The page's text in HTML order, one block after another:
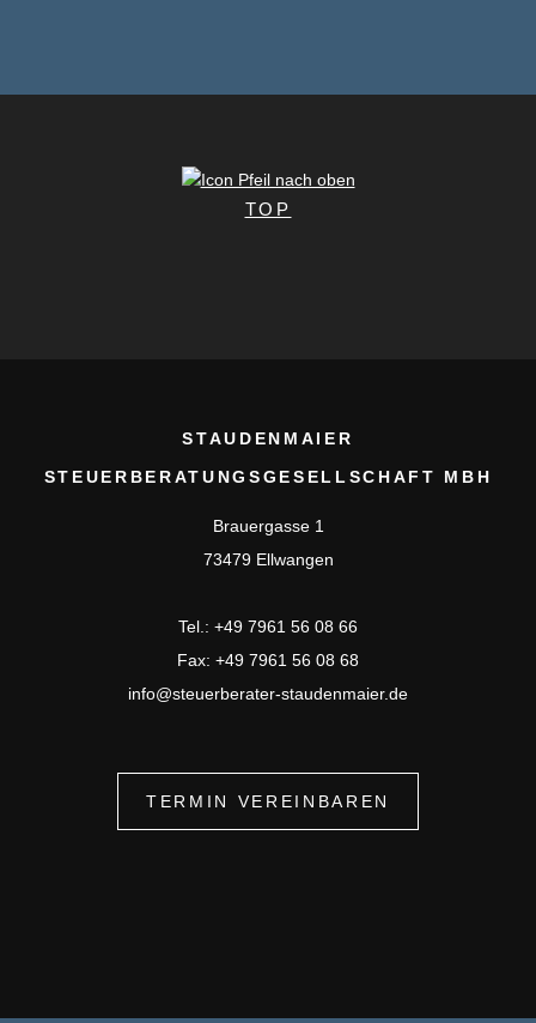
TOP
STAUDENMAIER
STEUERBERATUNGSGESELLSCHAFT MBH
Brauergasse 1
73479 Ellwangen
Tel.: +49 7961 56 08 66
Fax: +49 7961 56 08 68
info@steuerberater-staudenmaier.de
TERMIN VEREINBAREN